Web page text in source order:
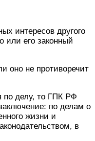
интересов другого
или его законный
оно не противоречит
по делу, то ГПК РФ
по делам о
жизни и
в